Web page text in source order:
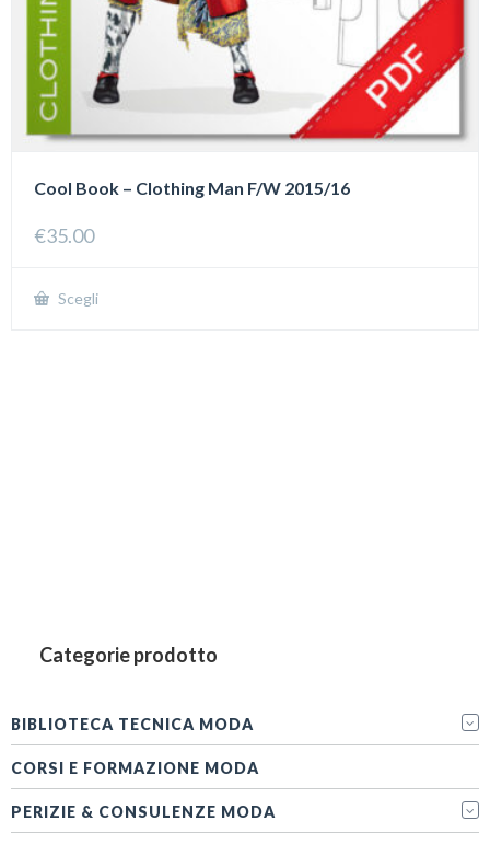
Cool Book – Clothing Man F/W 2015/16
€35.00
ScegliQuesto
Categorie prodotto
BIBLIOTECA TECNICA MODA
CORSI E FORMAZIONE MODA
PERIZIE & CONSULENZE MODA